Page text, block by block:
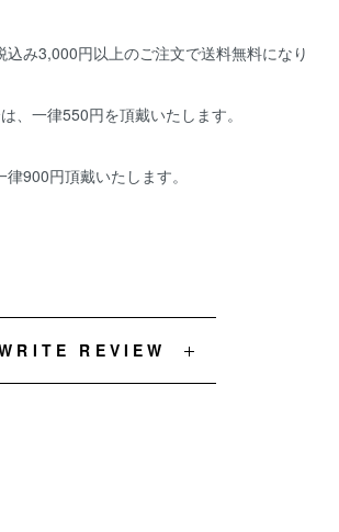
込み3,000円以上のご注文で送料無料になり
、一律550円を頂戴いたします。
律900円頂戴いたします。
REVIEW